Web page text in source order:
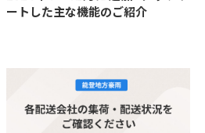
ートした主な機能のご紹介